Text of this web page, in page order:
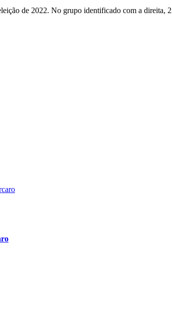
de 2022. No grupo identificado com a direita,